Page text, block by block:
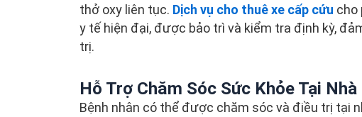
thở oxy liên tục. Dịch vụ cho thuê xe cấp cứu cho
y tế hiện đại, được bảo trì và kiểm tra định kỳ,
trị.
Hỗ Trợ Chăm Sóc Sức Khỏe Tại Nhà
Bệnh nhân có thể được chăm sóc và điều trị tại